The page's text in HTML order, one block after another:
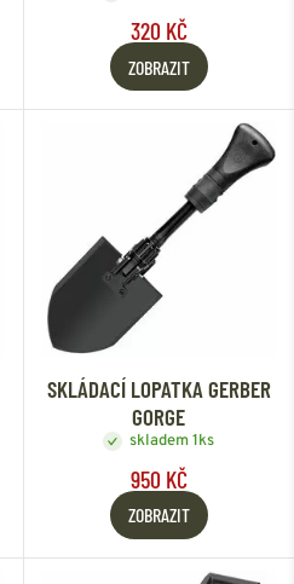
320 KČ
ZOBRAZIT
SKLÁDACÍ LOPATKA GERBER
GORGE
skladem 1ks
950 KČ
ZOBRAZIT